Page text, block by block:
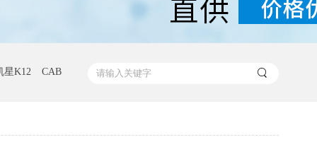

星K12 CAB